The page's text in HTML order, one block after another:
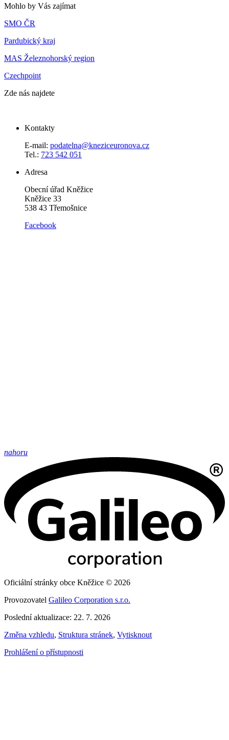
Mohlo by Vás zajímat
SMO ČR
Pardubický kraj
MAS Železnohorský region
Czechpoint
Zde nás najdete
Kontakty
E-mail: podatelna@kneziceuronova.cz
Tel.: 723 542 051
Adresa
Obecní úřad Kněžice
Kněžice 33
538 43 Třemošnice
Facebook
nahoru
Oficiální stránky obce Kněžice © 2026
Provozovatel Galileo Corporation s.r.o.
Poslední aktualizace: 22. 7. 2026
Změna vzhledu, Struktura stránek, Vytisknout
Prohlášení o přístupnosti